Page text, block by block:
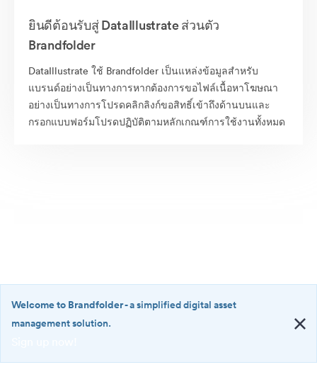
ยินดีต้อนรับสู่ DataIllustrate ส่วนตัว
Brandfolder
DataIllustrate ใช้ Brandfolder เป็นแหล่งข้อมูลสำหรับ
แบรนด์อย่างเป็นทางการหากต้องการขอไฟล์เนื้อหาโฆษณา
อย่างเป็นทางการโปรดคลิกลิงก์ขอสิทธิ์เข้าถึงด้านบนและ
กรอกแบบฟอร์มโปรดปฏิบัติตามหลักเกณฑ์การใช้งานทั้งหมด
·
Welcome to Brandfolder- a simplified digital asset
management solution.